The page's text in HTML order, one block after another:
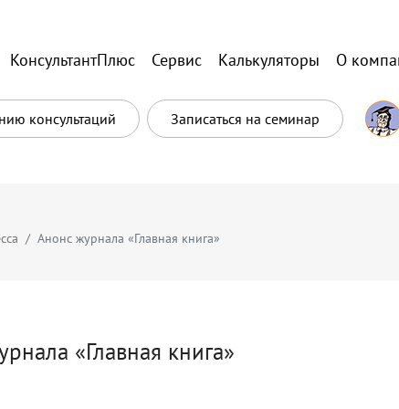
КонсультантПлюс Сервис Калькуляторы О
консультаций Записаться на семинар
Анонс журнала «Главная книга»
«Главная книга»